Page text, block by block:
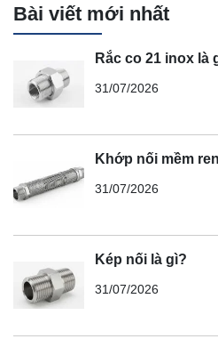
Bài viết mới nhất
Rắc co 21 inox là
31/07/2026
Khớp nối mềm
31/07/2026
Kép nối là gì?
31/07/2026